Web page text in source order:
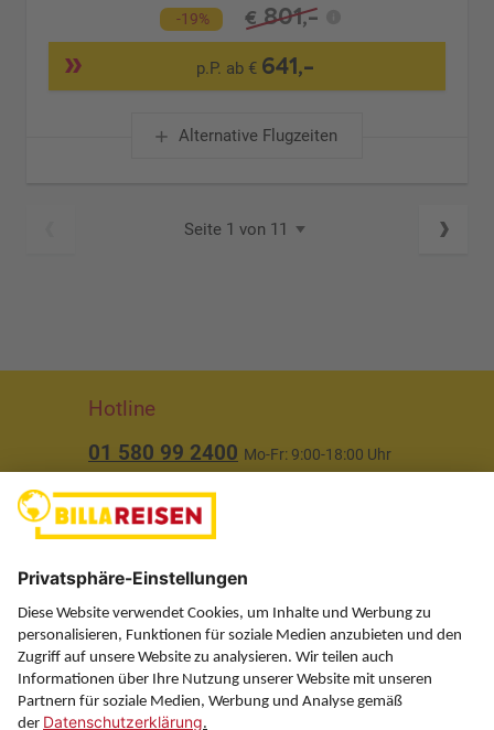
-19% € 801,-
p.P. ab € 641,-
Alternative Flugzeiten
Seite 1 von 11
Hotline
01 580 99 2400 Mo-Fr: 9:00-18:00 Uhr
Über uns
Service
Information
Folgen Sie uns auf